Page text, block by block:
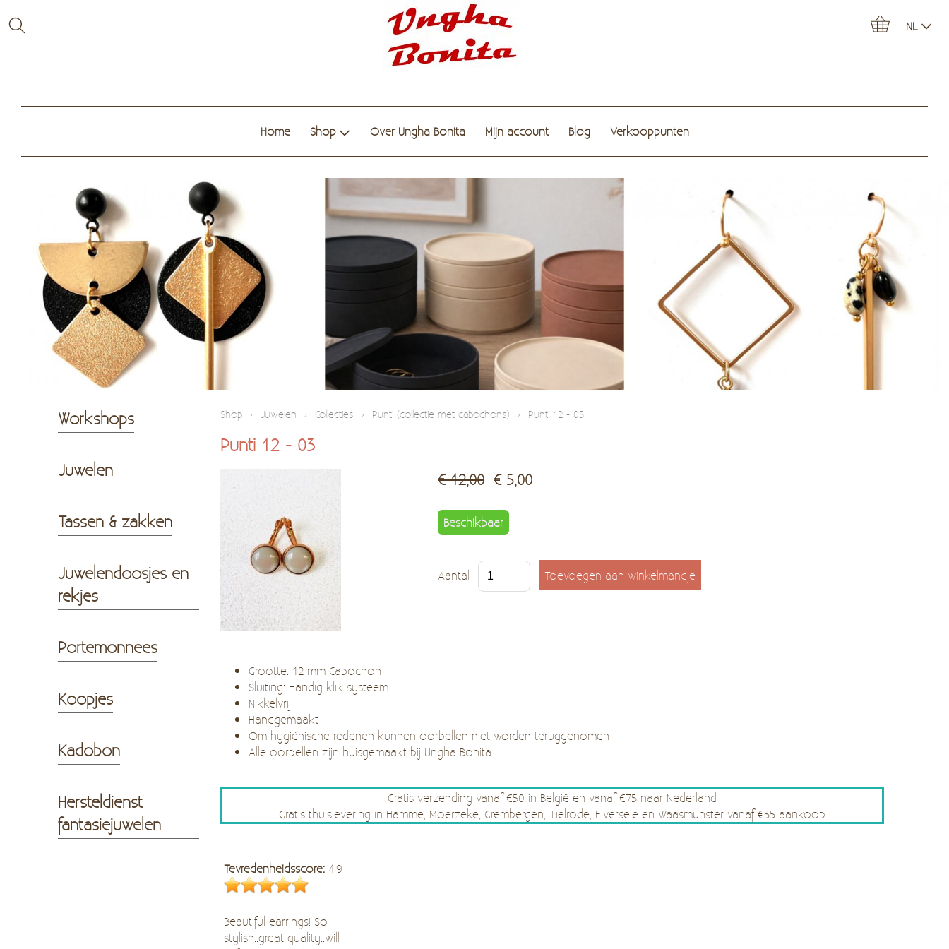
NL
Home Shop Over Ungha Bonita Mijn account Blog Verkooppunten
Workshops
Juwelen
Tassen & zakken
Juwelendoosjes en
rekjes
Portemonnees
Koopjes
Kadobon
Hersteldienst
fantasiejuwelen
Shop › Juwelen › Collecties › Punti (collectie met cabochons) › Punti 12 - 03
Punti 12 - 03
€ 12,00 € 5,00
Beschikbaar
Aantal
Grootte: 12 mm Cabochon
Sluiting: Handig klik systeem
Nikkelvrij
Handgemaakt
Om hygiënische redenen kunnen oorbellen niet worden teruggenomen
Alle oorbellen zijn huisgemaakt bij Ungha Bonita.
Gratis verzending vanaf €50 in België en vanaf €75 naar Nederland
Gratis thuislevering in Hamme, Moerzeke, Grembergen, Tielrode, Elversele en Waasmunster vanaf €35 aankoop
Tevredenheidsscore: 4.9
Beautiful earrings! So
stylish..great quality..will